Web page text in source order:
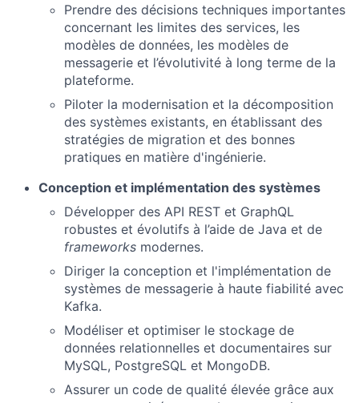
Prendre des décisions techniques importantes
concernant les limites des services, les
modèles de données, les modèles de
messagerie et l’évolutivité à long terme de la
plateforme.
Piloter la modernisation et la décomposition
des systèmes existants, en établissant des
stratégies de migration et des bonnes
pratiques en matière d'ingénierie.
Conception et implémentation des systèmes
Développer des API REST et GraphQL
robustes et évolutifs à l’aide de Java et de
frameworks modernes.
Diriger la conception et l'implémentation de
systèmes de messagerie à haute fiabilité avec
Kafka.
Modéliser et optimiser le stockage de
données relationnelles et documentaires sur
MySQL, PostgreSQL et MongoDB.
Assurer un code de qualité élevée grâce aux